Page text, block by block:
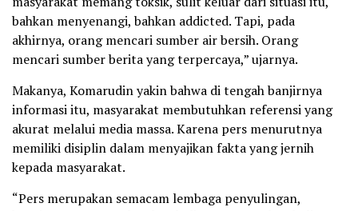
bahkan menyenangi, bahkan addicted. Tapi, pada
akhirnya, orang mencari sumber air bersih. Orang
mencari sumber berita yang terpercaya,” ujarnya.
Makanya, Komarudin yakin bahwa di tengah banjirnya
informasi itu, masyarakat membutuhkan referensi yang
akurat melalui media massa. Karena pers menurutnya
memiliki disiplin dalam menyajikan fakta yang jernih
kepada masyarakat.
“Pers merupakan semacam lembaga penyulingan,